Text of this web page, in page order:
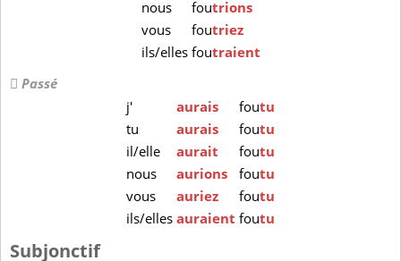
nous foutrions
vous
foutriez
ils/elles foutraient
Passé
j'
aurais foutu
tu
aurais foutu
il/elle
aurait foutu
nous
aurions foutu
vous
auriez foutu
ils/ellesauraient foutu
Subjonctif